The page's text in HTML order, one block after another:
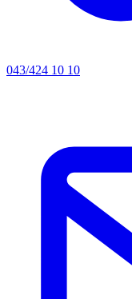
043/424 10 10